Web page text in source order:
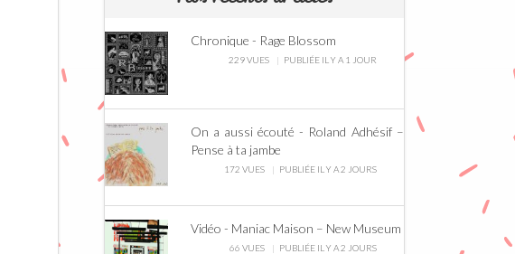
Chronique - Rage Blossom
229 VUES PUBLIÉE IL Y A 1 JOUR
On a aussi écouté - Roland Adhésif –
Pense à ta jambe
172 VUES PUBLIÉE IL Y A 2 JOURS
Vidéo - Maniac Maison – New Museum
66 VUES PUBLIÉE IL Y A 2 JOURS